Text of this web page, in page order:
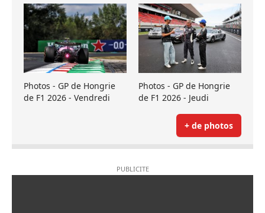
Photos - GP de Hongrie
de F1 2026 - Vendredi
Photos - GP de Hongrie
de F1 2026 - Jeudi
+ de photos